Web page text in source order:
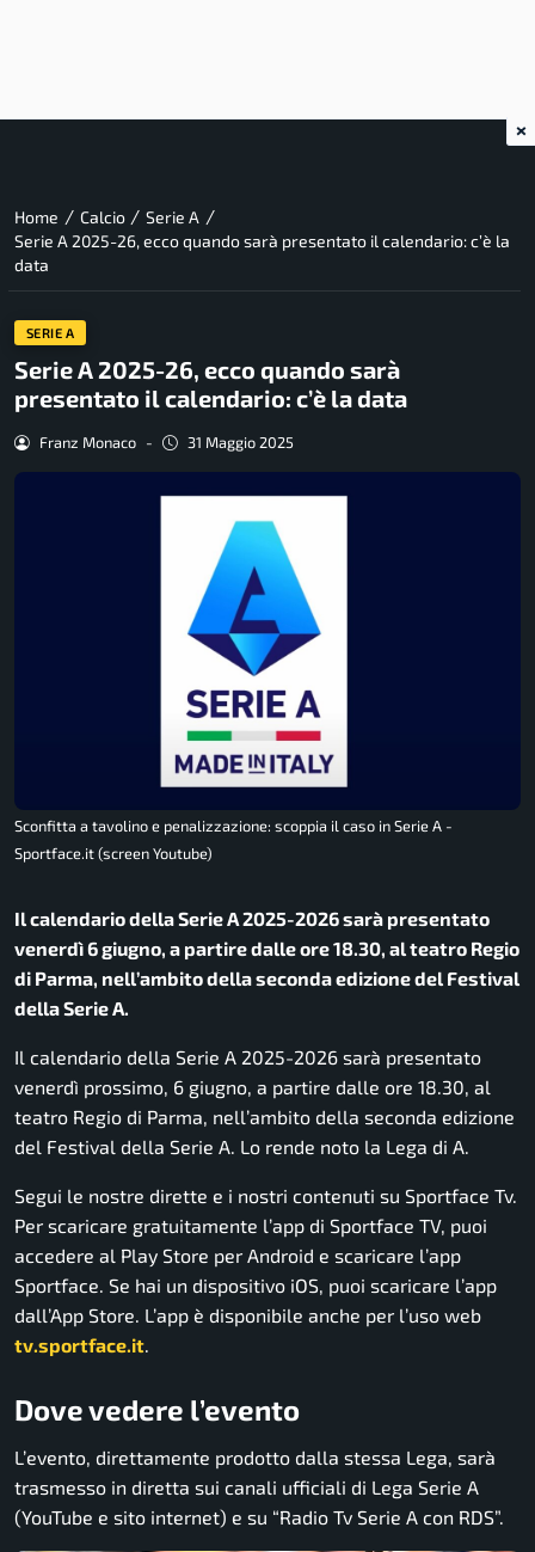
Home / Calcio / Serie A /
Serie A 2025-26, ecco quando sarà presentato il calendario: c’è la
data
SERIE A
Serie A 2025-26, ecco quando sarà
presentato il calendario: c’è la data
Franz Monaco - 31 Maggio 2025
Sconfitta a tavolino e penalizzazione: scoppia il caso in Serie A -
Sportface.it (screen Youtube)
Il calendario della Serie A 2025-2026 sarà presentato
venerdì 6 giugno, a partire dalle ore 18.30, al teatro Regio
di Parma, nell’ambito della seconda edizione del Festival
della Serie A.
Il calendario della Serie A 2025-2026 sarà presentato
venerdì prossimo, 6 giugno, a partire dalle ore 18.30, al
teatro Regio di Parma, nell’ambito della seconda edizione
del Festival della Serie A. Lo rende noto la Lega di A.
Segui le nostre dirette e i nostri contenuti su Sportface Tv.
Per scaricare gratuitamente l’app di Sportface TV, puoi
accedere al Play Store per Android e scaricare l’app
Sportface. Se hai un dispositivo iOS, puoi scaricare l’app
dall’App Store. L’app è disponibile anche per l’uso web
tv.sportface.it.
Dove vedere l’evento
L’evento, direttamente prodotto dalla stessa Lega, sarà
trasmesso in diretta sui canali ufficiali di Lega Serie A
(YouTube e sito internet) e su “Radio Tv Serie A con RDS”.
×